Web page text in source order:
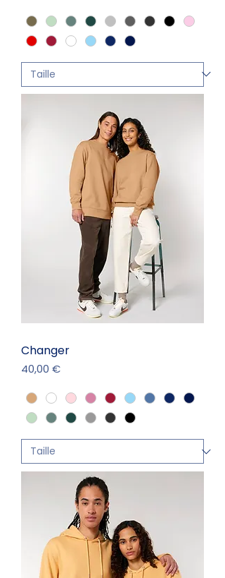
Changer
Prix
40,00 €